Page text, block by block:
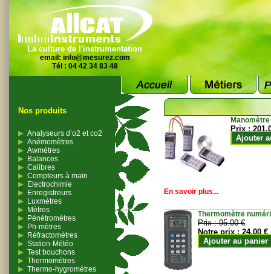
La culture de l'instrumentation
email: info@mesurez.com
Tél : 04 42 34 83 48
Nos produits
Analyseurs d’o2 et co2
Anémomètres
Awmètres
Balances
Calibres
Compteurs à main
Electrochimie
Enregistreurs
Luxmètres
Mètres
Pénétromètres
Ph-mètres
Réfractomètres
Station-Météo
Test bouchons
Thermomètres
Thermo-hygromètres
Prix :
Ajouter
En savoir plus...
Thermomètre
Prix :95.00 €
Notre prix :24.00 €
Ajouter au panier